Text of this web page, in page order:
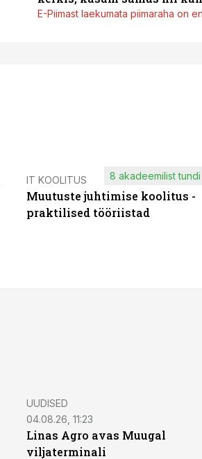
E-Piimast laekumata piimaraha on
IT KOOLITUS
Muutuste juhtimise koolitus -
praktilised tööriistad
8 akadeemilist tundi
UUDISED
04.08.26, 11:23
Linas Agro avas Muugal
viljaterminali